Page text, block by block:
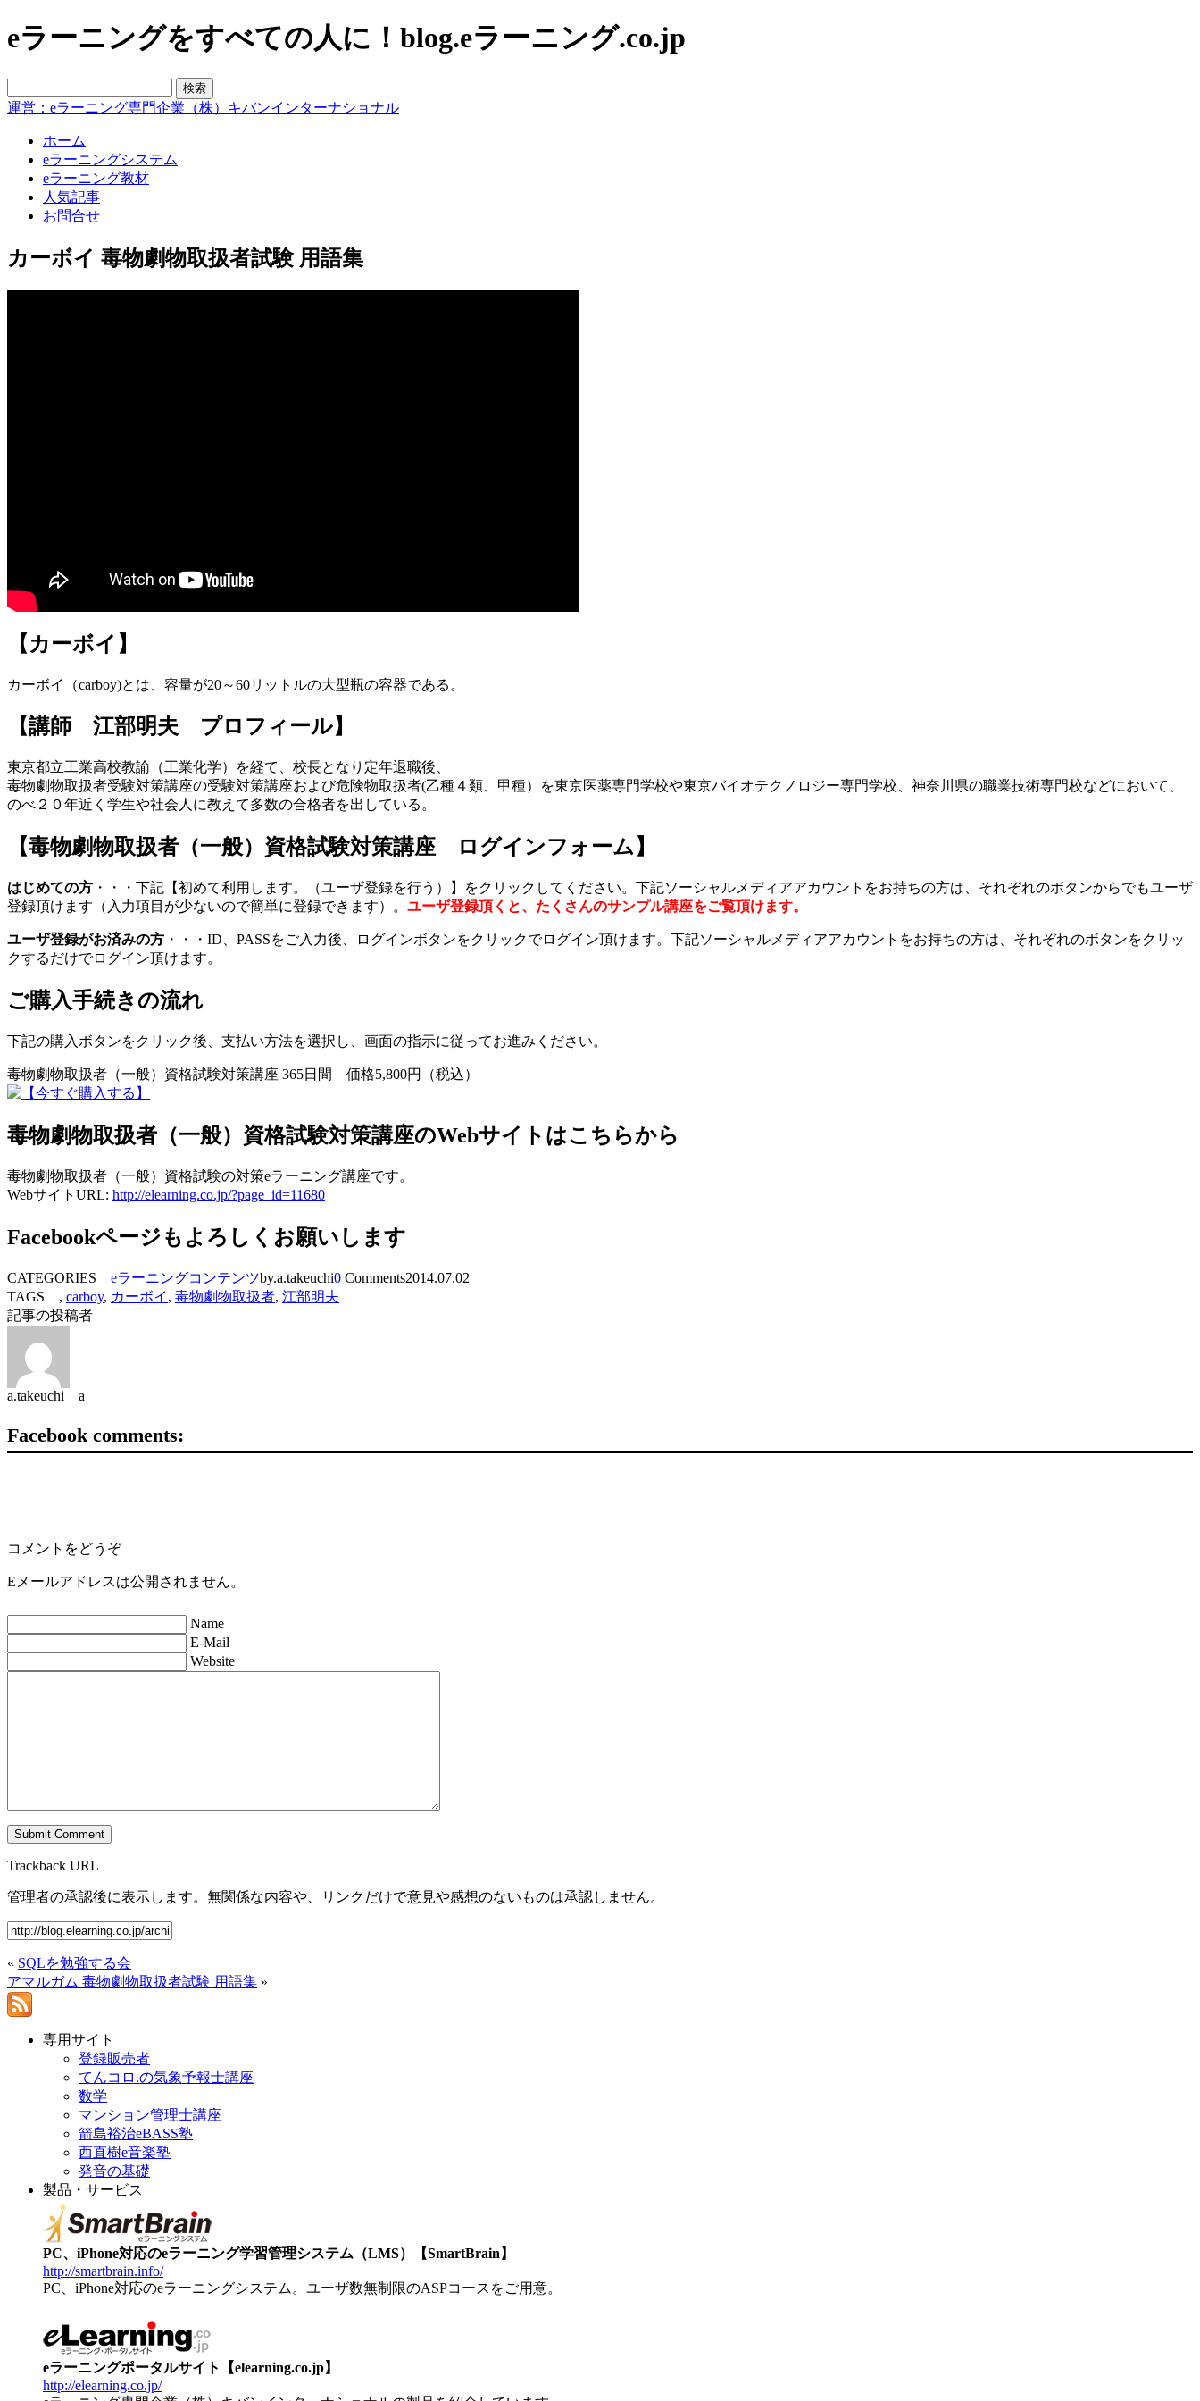
eラーニングをすべての人に！blog.eラーニング.co.jp
運営：eラーニング専門企業（株）キバンインターナショナル
ホーム
eラーニングシステム
eラーニング教材
人気記事
お問合せ
カーボイ 毒物劇物取扱者試験 用語集
【カーボイ】
カーボイ（carboy)とは、容量が20～60リットルの大型瓶の容器である。
【講師 江部明夫 プロフィール】
東京都立工業高校教諭（工業化学）を経て、校長となり定年退職後、
毒物劇物取扱者受験対策講座の受験対策講座および危険物取扱者(乙種４類、甲種）を東­京医薬専門学校や東京バイオテクノロジー専門学校、神奈川県の職業技術専門校などにお­いて、
のべ２０年近く学生や社会人に教えて多数の合格者を出している。
【毒物劇物取扱者（一般）資格試験対策講座 ログインフォーム】
はじめての方 ・・・下記【初めて利用します。（ユーザ登録を行う）】をクリックしてください。下記ソーシャルメディアアカウントをお持ちの方は、それぞれのボタンからでもユーザ
登録頂けます（入力項目が少ないので簡単に登録できます）。 ユーザ登録頂くと、たくさんのサンプル講座をご覧頂けます。
ユーザ登録がお済みの方 ・・・ID、PASSをご入力後、ログインボタンをクリックでログイン頂けます。下記ソーシャルメディアアカウントをお持ちの方は、それぞれのボタンをクリッ
クするだけでログイン頂けます。
ご購入手続きの流れ
下記の購入ボタンをクリック後、支払い方法を選択し、画面の指示に従ってお進みください。
毒物劇物取扱者（一般）資格試験対策講座 365日間 価格5,800円（税込）
毒物劇物取扱者（一般）資格試験対策講座のWebサイトはこちらから
毒物劇物取扱者（一般）資格試験の対策eラーニング講座です。
WebサイトURL: http://elearning.co.jp/?page_id=11680
Facebookページもよろしくお願いします
CATEGORIES eラーニングコンテンツby.a.takeuchi0 Comments2014.07.02
TAGS , carboy, カーボイ , 毒物劇物取扱者, 江部明夫
記事の投稿者
a.takeuchi a
Facebook comments:
コメントをどうぞ
Eメールアドレスは公開されません。
Name
E-Mail
Website
Trackback URL
管理者の承認後に表示します。無関係な内容や、リンクだけで意見や感想のないものは承認しません。
« SQLを勉強する会
アマルガム 毒物劇物取扱者試験 用語集 »
専用サイト
登録販売者
てんコロ.の気象予報士講座
数学
マンション管理士講座
箭島裕治eBASS塾
西直樹e音楽塾
発音の基礎
製品・サービス
PC、iPhone対応のeラーニング学習管理システム（LMS）【SmartBrain】
http://smartbrain.info/
PC、iPhone対応のeラーニングシステム。ユーザ数無制限のASPコースをご用意。
eラーニングポータルサイト【elearning.co.jp】
http://elearning.co.jp/